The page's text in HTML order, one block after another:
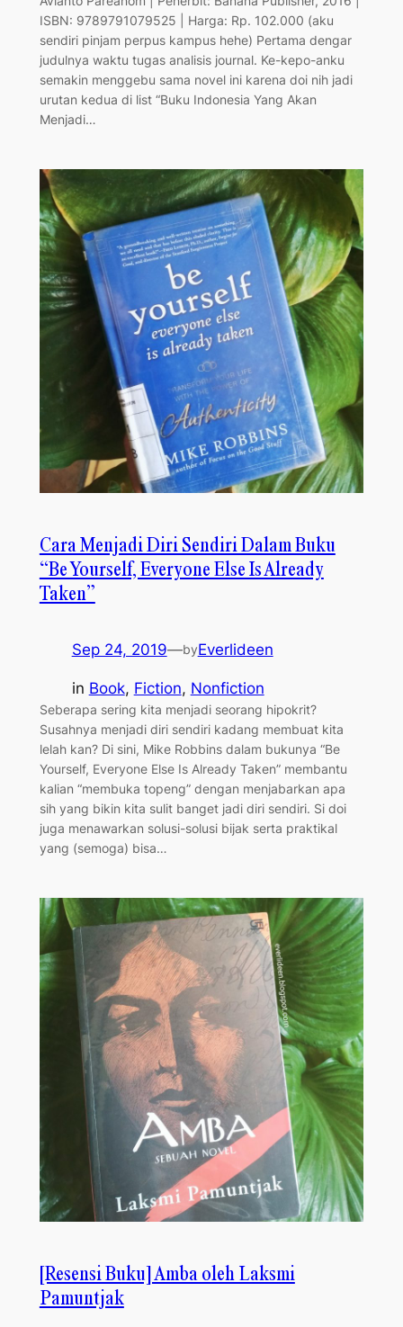
ISBN: 9789791079525 | Harga: Rp. 102.000 (aku
sendiri pinjam perpus kampus hehe) Pertama dengar
judulnya waktu tugas analisis journal. Ke-kepo-anku
semakin menggebu sama novel ini karena doi nih jadi
urutan kedua di list “Buku Indonesia Yang Akan
Menjadi…
Cara Menjadi Diri Sendiri Dalam Buku
“Be Yourself, Everyone Else Is Already
Taken”
Sep 24, 2019—byEverlideen
in Book, Fiction, Nonfiction
Seberapa sering kita menjadi seorang hipokrit?
Susahnya menjadi diri sendiri kadang membuat kita
lelah kan? Di sini, Mike Robbins dalam bukunya “Be
Yourself, Everyone Else Is Already Taken” membantu
kalian “membuka topeng” dengan menjabarkan apa
sih yang bikin kita sulit banget jadi diri sendiri. Si doi
juga menawarkan solusi-solusi bijak serta praktikal
yang (semoga) bisa…
[Resensi Buku] Amba oleh Laksmi
Pamuntjak